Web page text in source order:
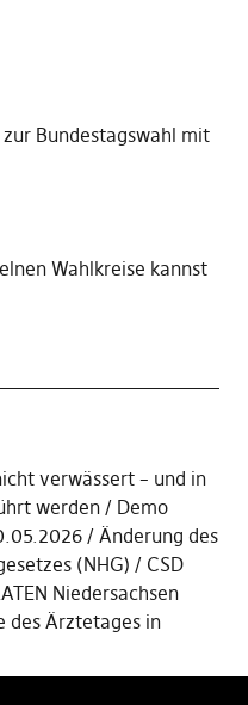
Bundestagswahl mit
Wahlkreise kannst
verwässert – und in
werden
Demo
Änderung des
(NHG)
CSD
Niedersachsen
des Ärztetages in